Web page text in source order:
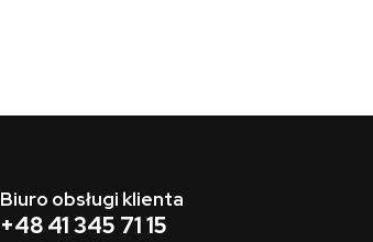
Biuro obsługi klienta
+48 41 345 71 15